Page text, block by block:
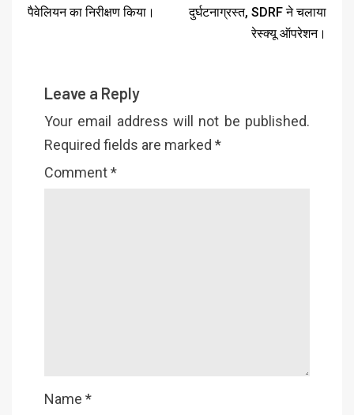
पैवेलियन का निरीक्षण किया।
दुर्घटनाग्रस्त, SDRF ने चलाया
रेस्क्यू ऑपरेशन।
Leave a Reply
Your email address will not be published.
Required fields are marked *
Comment*
Name *